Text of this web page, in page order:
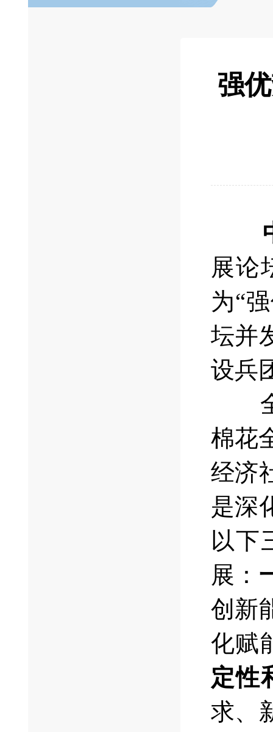
强
展论
为“
坛并
设兵
棉花
经济
是深
以下
展：
创新
化赋
定性
求、